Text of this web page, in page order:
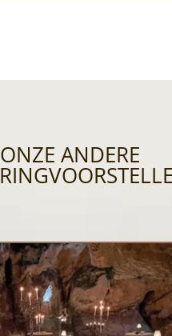
ONZE ANDERE